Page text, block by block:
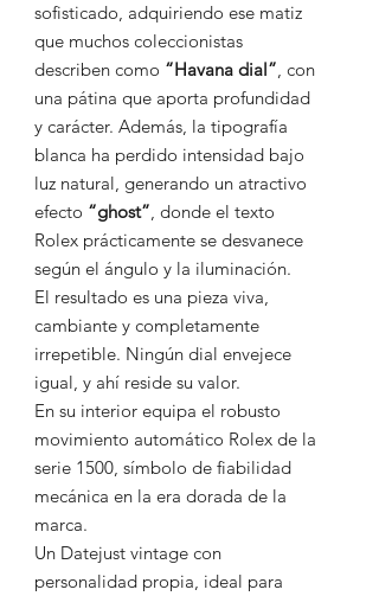
sofisticado, adquiriendo ese matiz
que muchos coleccionistas
describen como “Havana dial”, con
una pátina que aporta profundidad
y carácter. Además, la tipografía
blanca ha perdido intensidad bajo
luz natural, generando un atractivo
efecto “ghost”, donde el texto
Rolex prácticamente se desvanece
según el ángulo y la iluminación.
El resultado es una pieza viva,
cambiante y completamente
irrepetible. Ningún dial envejece
igual, y ahí reside su valor.
En su interior equipa el robusto
movimiento automático Rolex de la
serie 1500, símbolo de fiabilidad
mecánica en la era dorada de la
marca.
Un Datejust vintage con
personalidad propia, ideal para